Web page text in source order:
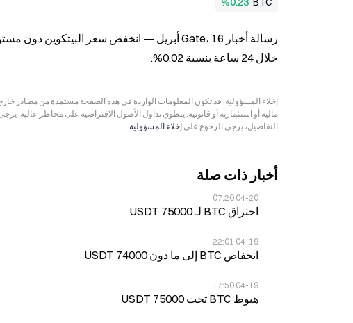
خلال 24 ساعة بنسبة 0.02%.
مالية أو استثمارية أو قانونية. ينطوي تداول الأصول الافتراضية على مخاطر عالية.
التفاصيل، يرجى الرجوع على إخلاء المسؤولية.
أخبار ذات صلة
04-20 07:20
اختراق BTC لـ 75000 USDT
04-19 22:01
انخفاض BTC إلى ما دون 74000 USDT
04-19 17:50
هبوط BTC تحت 75000 USDT